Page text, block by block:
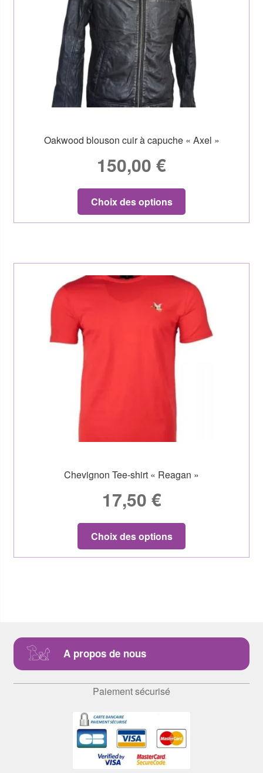
Oakwood blouson cuir à capuche « Axel »
150,00 €
Choix des options
Chevignon Tee-shirt « Reagan »
17,50 €
Choix des options
A propos de nous
Paiement sécurisé